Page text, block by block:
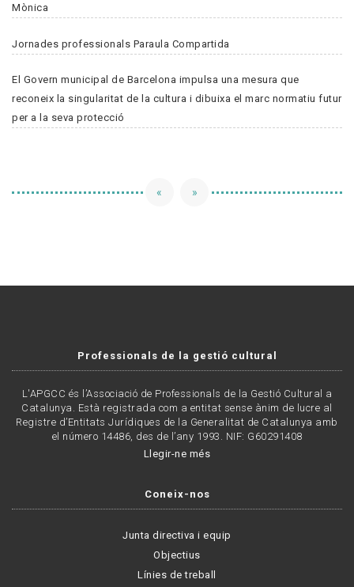
Mònica
Jornades professionals Paraula Compartida
El Govern municipal de Barcelona impulsa una mesura que
reconeix la singularitat de la cultura i dibuixa el marc normatiu futur
per a la seva protecció
« »
Professionals de la gestió cultural
L'APGCC és l’Associació de Professionals de la Gestió Cultural a
Catalunya. Està registrada com a entitat sense ànim de lucre al
Registre d’Entitats Jurídiques de la Generalitat de Catalunya amb
el número 14486, des de l’any 1993. NIF: G60291408
Llegir-ne més
Coneix-nos
Junta directiva i equip
Objectius
Línies de treball